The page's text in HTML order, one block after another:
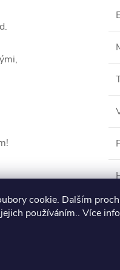
cookie. Dalším
používáním.. Více